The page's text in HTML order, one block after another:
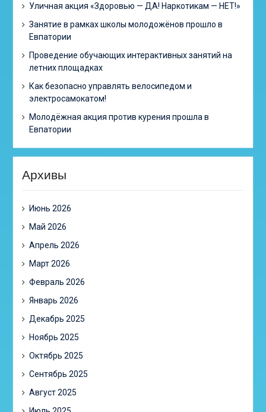
Уличная акция «Здоровью — ДА! Наркотикам — НЕТ!»
Занятие в рамках школы молодожёнов прошло в
Евпатории
Проведение обучающих интерактивных занятий на
летних площадках
Как безопасно управлять велосипедом и
электросамокатом!
Молодёжная акция против курения прошла в
Евпатории
Архивы
Июнь 2026
Май 2026
Апрель 2026
Март 2026
Февраль 2026
Январь 2026
Декабрь 2025
Ноябрь 2025
Октябрь 2025
Сентябрь 2025
Август 2025